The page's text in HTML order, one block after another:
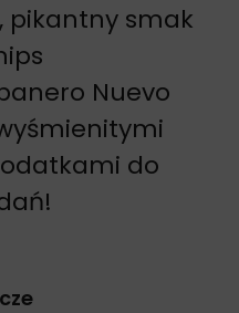
pikantny smak
Nuevo
do